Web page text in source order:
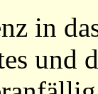
in
und